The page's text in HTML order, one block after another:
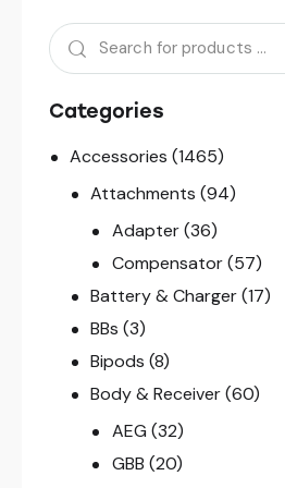
Categories
Accessories (1465)
Attachments (94)
Adapter (36)
Compensator (57)
Battery & Charger (17)
BBs (3)
Bipods (8)
Body & Receiver (60)
AEG (32)
GBB (20)